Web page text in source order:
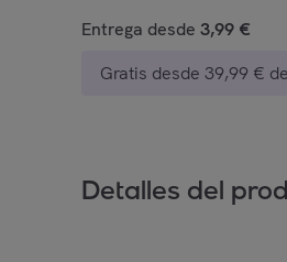
Entrega desde 3,99 €
Gratis desde 39,99 €
Detalles del